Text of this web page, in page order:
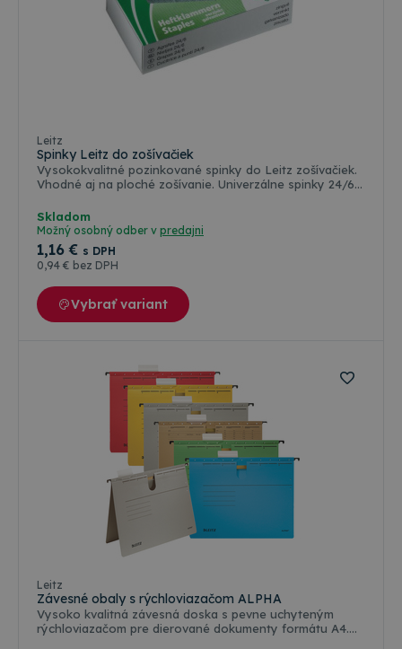
Leitz
Spinky Leitz do zošívačiek
Vysokokvalitné pozinkované spinky do Leitz zošívačiek.
Vhodné aj na ploché zošívanie. Univerzálne spinky 24/6 v
značiek zošívačiek. Záruka až 10 rokov na zošívačky
Leitz pri použití so sponkami Leitz. Kapacata zošívania
30 listov 80g papiera. Balenie: 1000 ks
Skladom
Možný osobný odber v predajni
1,16 € s DPH
0,94 € bez DPH
Vybrať variant
Farebné varianty
Leitz
Závesné obaly s rýchloviazačom ALPHA
Vysoko kvalitná závesná doska s pevne uchyteným
rýchloviazačom pre dierované dokumenty formátu A4.